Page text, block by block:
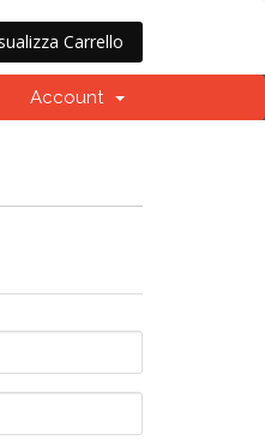
Carrello
Account